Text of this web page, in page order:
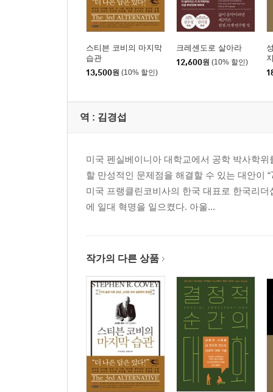
스티븐 코비의 마지막
습관
13,500원 (10% 할인)
크레셴도로 살아라
12,600원 (10% 할인)
역 : 김경섭
미국 펜실베이니아 대학교에서 공학 박사학
할 만성적인 문제점을 해결할 수 있는 대안이
미국 프랭클린코비사의 한국 대표로 한국리
에 일대 혁명을 일으켰다. 아울...
작가의 다른 상품